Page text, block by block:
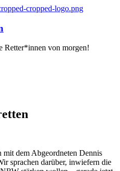
Retter*innen von morgen!
mit dem Abgeordneten Dennis
sprachen darüber, inwiefern die